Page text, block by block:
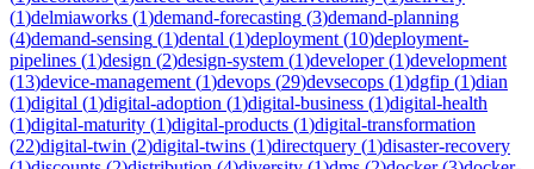
(1)delmiaworks (1)demand-forecasting (3)demand-planning
(4)demand-sensing (1)dental (1)deployment (10)deployment-
pipelines (1)design (2)design-system (1)developer(1)development
(13)device-management (1)devops (29)devsecops (1)dgfip (1)dian
(1)digital (1)digital-adoption (1)digital-business (1)digital-health
(1)digital-maturity (1)digital-products (1)digital-transformation
(22)digital-twin (2)digital-twins (1)directquery (1)disaster-recovery